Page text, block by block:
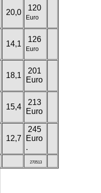
20,0
120
Euro
14,1
126
Euro
18,1
201
Euro
15,4
213
Euro
12,7
245
Euro
.
270513